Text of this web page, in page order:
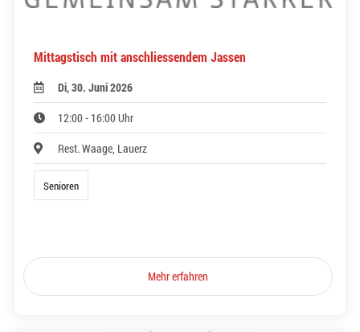
Mittagstisch mit anschliessendem Jassen
Di, 30. Juni 2026
12:00 - 16:00 Uhr
Rest. Waage, Lauerz
Senioren
Mehr erfahren